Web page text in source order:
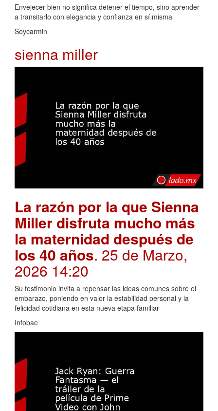
Envejecer bien no significa detener el tiempo, sino aprender
a transitarlo con elegancia y confianza en sí misma
Soycarmin
sienna miller
La razón por la que Sienna
Miller disfruta mucho más
la maternidad después de
los 40 años. 25 de Marzo,
2026 14:20
Su testimonio invita a repensar las ideas comunes sobre el
embarazo, poniendo en valor la estabilidad personal y la
felicidad cotidiana en esta nueva etapa familiar
Infobae